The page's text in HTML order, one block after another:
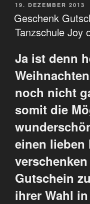
VERÖFFENTLICHT
AM
19. DEZEMBER 2013
Geschenk
Tanzschule Joy
Ja ist denn
noch nicht
somit die
einen lieben
Gutschein
ihrer Wahl